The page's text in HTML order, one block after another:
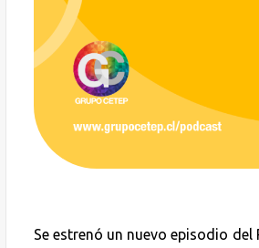
Se estrenó un nuevo episodio